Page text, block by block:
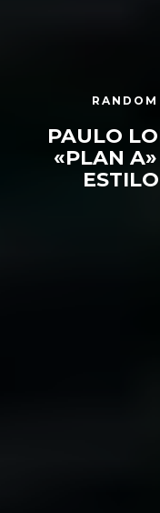
RANDOM
PAULO
«PLAN